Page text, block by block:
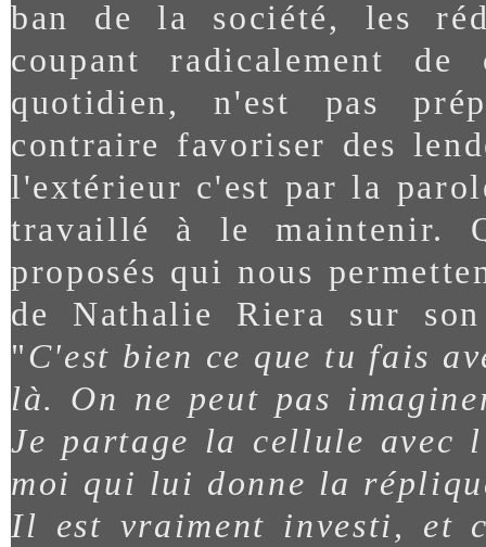
ban de la société, les
coupant radicalement
quotidien, n'est pas
contraire favoriser des
l'extérieur c'est par la
travaillé à le maintenir.
proposés qui nous
de Nathalie Riera sur
"C'est bien ce que tu fais
là. On ne peut pas
Je partage la cellule avec
moi qui lui donne la
Il est vraiment investi, et